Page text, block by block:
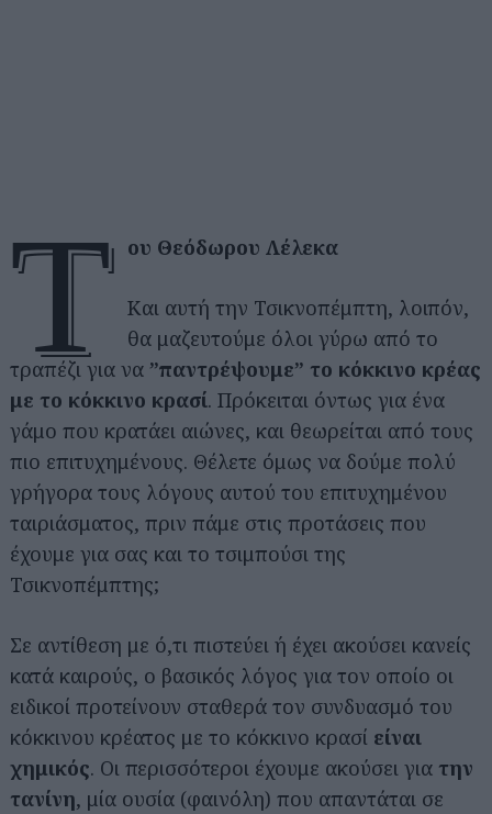
τ ου Θεόδωρου Λέλεκα
Και αυτή την Τσικνοπέμπτη, λοιπόν,
θα μαζευτούμε όλοι γύρω από το
τραπέζι για να ”παντρέψουμε” το κόκκινο κρέας
με το κόκκινο κρασί. Πρόκειται όντως για ένα
γάμο που κρατάει αιώνες, και θεωρείται από τους
πιο επιτυχημένους. Θέλετε όμως να δούμε πολύ
γρήγορα τους λόγους αυτού του επιτυχημένου
ταιριάσματος, πριν πάμε στις προτάσεις που
έχουμε για σας και το τσιμπούσι της
Τσικνοπέμπτης;
Σε αντίθεση με ό,τι πιστεύει ή έχει ακούσει κανείς
κατά καιρούς, ο βασικός λόγος για τον οποίο οι
ειδικοί προτείνουν σταθερά τον συνδυασμό του
κόκκινου κρέατος με το κόκκινο κρασί είναι
χημικός. Οι περισσότεροι έχουμε ακούσει για την
τανίνη, μία ουσία (φαινόλη) που απαντάται σε